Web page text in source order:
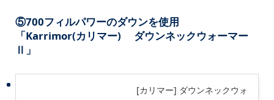
⑤700フィルパワーのダウンを使用
「Karrimor(カリマー) ダウンネックウォーマー
Ⅱ」
[カリマー] ダウンネックウォ